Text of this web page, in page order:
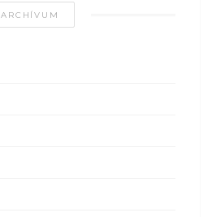
ARCHÍVUM